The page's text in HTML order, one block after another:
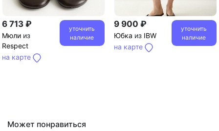
6 713 ₽
Мюли из
Respect
на карте
уточнить
наличие
9 900 ₽
Юбка из IBW
на карте
уточнить
наличие
Может понравиться